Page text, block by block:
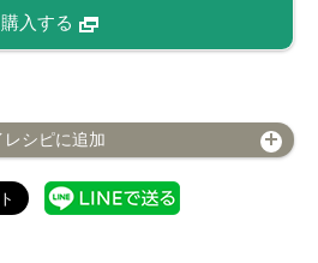
購入する
レシピに追加